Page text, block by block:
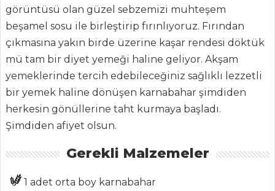
ANASAYFA
BLOG
Medya
Aktüel
Chefs
Haber
görüntüsü olan güzel sebzemizi muhteşem
beşamel sosu ile birleştirip fırınlıyoruz. Fırından
çıkmasına yakın birde üzerine kaşar rendesi döktük
mü tam bir diyet yemeği haline geliyor. Akşam
yemeklerinde tercih edebileceğiniz sağlıklı lezzetli
bir yemek haline dönüşen karnabahar şimdiden
herkesin gönüllerine taht kurmaya başladı.
Şimdiden afiyet olsun.
Gerekli Malzemeler
1 adet orta boy karnabahar